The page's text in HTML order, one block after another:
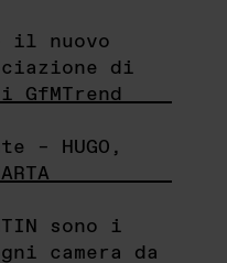
il nuovo
di
– HUGO,
sono i
camera da